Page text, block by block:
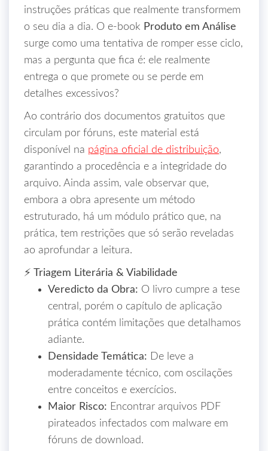
instruções práticas que realmente transformem
o seu dia a dia. O e‑book Produto em Análise
surge como uma tentativa de romper esse ciclo,
mas a pergunta que fica é: ele realmente
entrega o que promete ou se perde em
detalhes excessivos?
Ao contrário dos documentos gratuitos que
circulam por fóruns, este material está
disponível na página oficial de distribuição,
garantindo a procedência e a integridade do
arquivo. Ainda assim, vale observar que,
embora a obra apresente um método
estruturado, há um módulo prático que, na
prática, tem restrições que só serão reveladas
ao aprofundar a leitura.
⚡ Triagem Literária & Viabilidade
Veredicto da Obra: O livro cumpre a tese
central, porém o capítulo de aplicação
prática contém limitações que detalhamos
adiante.
Densidade Temática: De leve a
moderadamente técnico, com oscilações
entre conceitos e exercícios.
Maior Risco: Encontrar arquivos PDF
pirateados infectados com malware em
fóruns de download.